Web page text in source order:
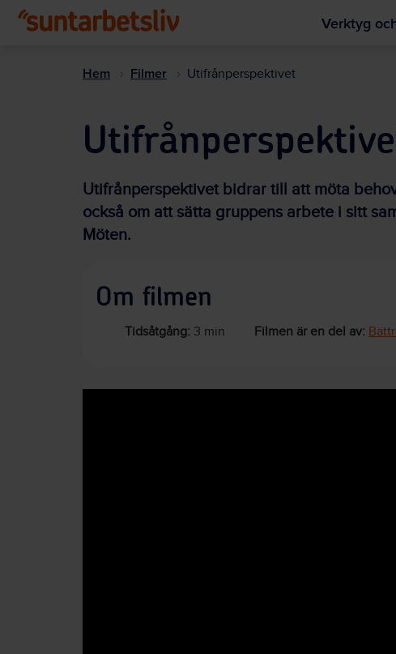
Verktyg
Hem Filmer Utifrånperspektivet
Utifrånperspektivet bidrar till att möta
också om att sätta gruppens arbete i sitt
Möten.
Om filmen
Tidsåtgång: 3 min Filmen är en del av: